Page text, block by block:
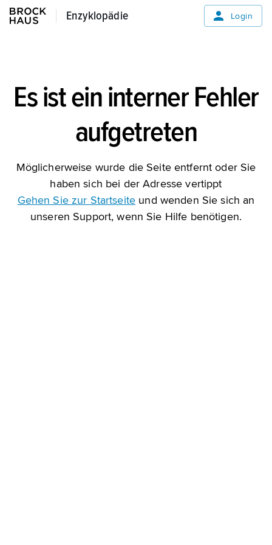
Enzyklopädie
Enzyklopädie Login
Es ist ein interner Fehler
aufgetreten
Möglicherweise wurde die Seite entfernt oder Sie
haben sich bei der Adresse vertippt
Gehen Sie zur Startseite und wenden Sie sich an
unseren Support, wenn Sie Hilfe benötigen.